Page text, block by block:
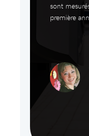
sont
première